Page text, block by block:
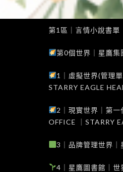
第1區｜言情小說書單
第0個世界｜星鷹集
1｜虛擬世界(管理
STARRY EAGLE
2｜現實世界｜第
OFFICE ｜STARRY
3｜品牌管理世界
4｜星鷹圖書館｜